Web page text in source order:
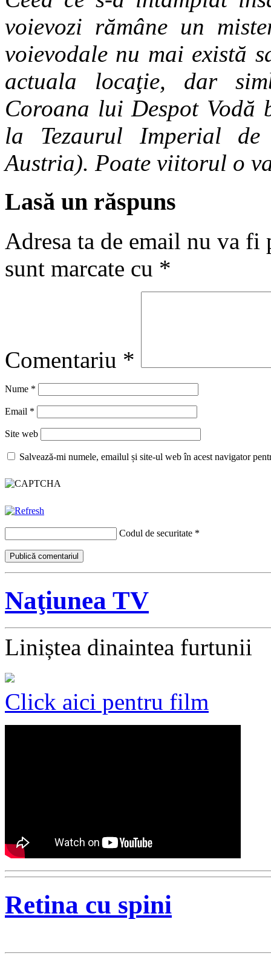
voievozi rămâne un
voievodale nu mai există
actuala locaţie, dar
Coroana lui Despot
la Tezaurul Imperial
Austria). Poate viitorul o
Lasă un răspuns
Adresa ta de email nu va fi
sunt marcate cu *
Comentariu *
Nume *
Email *
Site web
Salvează-mi numele, emailul și site-ul web în acest navigator
Codul de securitate *
Naţiunea TV
Liniștea dinaintea furtunii
Click aici pentru film
Retina cu spini